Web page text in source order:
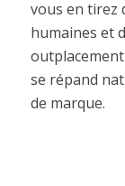
vous en tirez
humaines et
se répand
de marque.